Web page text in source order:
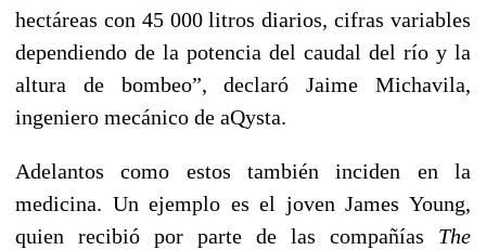
hectáreas con 45 000 litros diarios, cifras variables
dependiendo de la potencia del caudal del río y la
altura de bombeo”, declaró Jaime Michavila,
ingeniero mecánico de aQysta.
Adelantos como estos también inciden en la
medicina. Un ejemplo es el joven James Young,
quien recibió por parte de las compañías The